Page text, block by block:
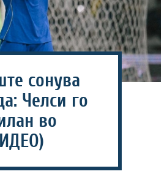
сонува
Челси го
во